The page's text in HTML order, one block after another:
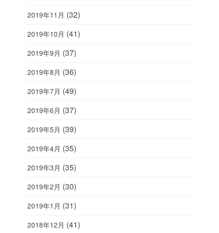
2019年11月 (32)
2019年10月 (41)
2019年9月 (37)
2019年8月 (36)
2019年7月 (49)
2019年6月 (37)
2019年5月 (39)
2019年4月 (35)
2019年3月 (35)
2019年2月 (30)
2019年1月 (31)
2018年12月 (41)